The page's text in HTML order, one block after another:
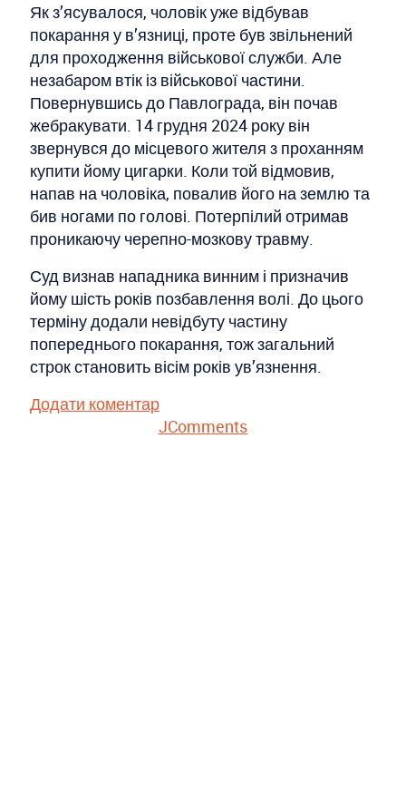
Як з’ясувалося, чоловік уже відбував
покарання у в’язниці, проте був звільнений
для проходження військової служби. Але
незабаром втік із військової частини.
Повернувшись до Павлограда, він почав
жебракувати. 14 грудня 2024 року він
звернувся до місцевого жителя з проханням
купити йому цигарки. Коли той відмовив,
напав на чоловіка, повалив його на землю та
бив ногами по голові. Потерпілий отримав
проникаючу черепно-мозкову травму.
Суд визнав нападника винним і призначив
йому шість років позбавлення волі. До цього
терміну додали невідбуту частину
попереднього покарання, тож загальний
строк становить вісім років ув’язнення.
Додати коментар
JComments